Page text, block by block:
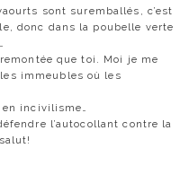
sont suremballés, c’est
donc dans la poubelle verte
que toi. Moi je me
immeubles où les
incivilisme…
l’autocollant contre la